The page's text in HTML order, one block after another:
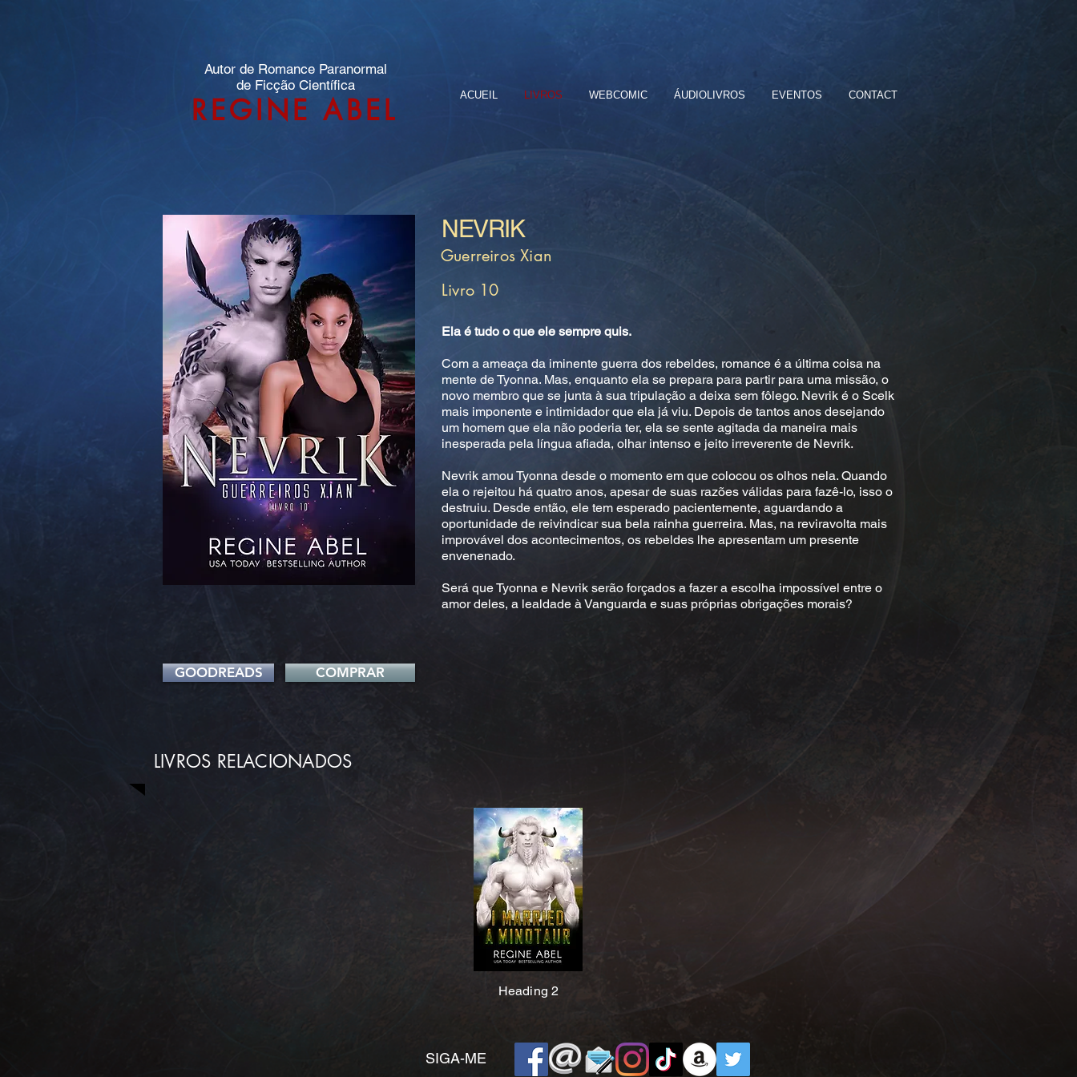
Autor de Romance Paranormal
de Ficção Científica
REGINE ABEL ACUEIL LIVROS WEBCOMIC ÁUDIOLIVROS EVENTOS CONTACT
NEVRIK
Guerreiros Xian
Livro 10
Ela é tudo o que ele sempre quis.
Com a ameaça da iminente guerra dos rebeldes, romance é a última coisa na
mente de Tyonna. Mas, enquanto ela se prepara para partir para uma missão, o
novo membro que se junta à sua tripulação a deixa sem fôlego. Nevrik é o Scelk
mais imponente e intimidador que ela já viu. Depois de tantos anos desejando
um homem que ela não poderia ter, ela se sente agitada da maneira mais
inesperada pela língua afiada, olhar intenso e jeito irreverente de Nevrik.
Nevrik amou Tyonna desde o momento em que colocou os olhos nela. Quando
ela o rejeitou há quatro anos, apesar de suas razões válidas para fazê-lo, isso o
destruiu. Desde então, ele tem esperado pacientemente, aguardando a
oportunidade de reivindicar sua bela rainha guerreira. Mas, na reviravolta mais
improvável dos acontecimentos, os rebeldes lhe apresentam um presente
envenenado.
Será que Tyonna e Nevrik serão forçados a fazer a escolha impossível entre o
amor deles, a lealdade à Vanguarda e suas próprias obrigações morais?
GOODREADS COMPRAR
LIVROS RELACIONADOS
Heading 2
SIGA-ME